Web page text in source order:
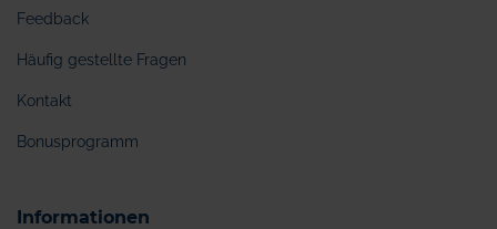
Feedback
Häufig gestellte Fragen
Kontakt
Bonusprogramm
Informationen